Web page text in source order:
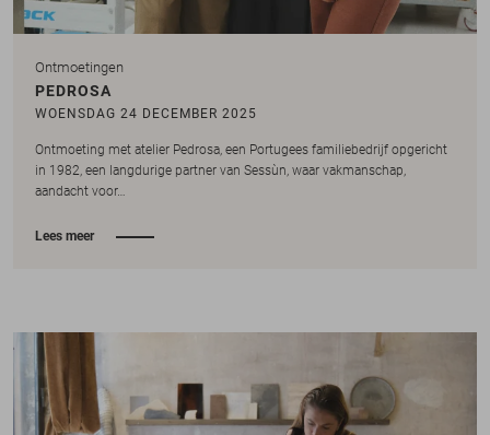
Ontmoetingen
PEDROSA
WOENSDAG 24 DECEMBER 2025
Ontmoeting met atelier Pedrosa, een Portugees familiebedrijf opgericht
in 1982, een langdurige partner van Sessùn, waar vakmanschap,
aandacht voor…
Lees meer